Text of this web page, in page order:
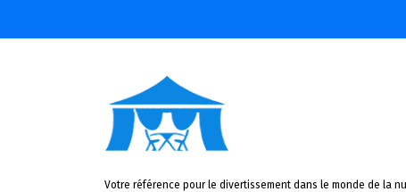
Votre référence pour le divertissement dans le monde de la